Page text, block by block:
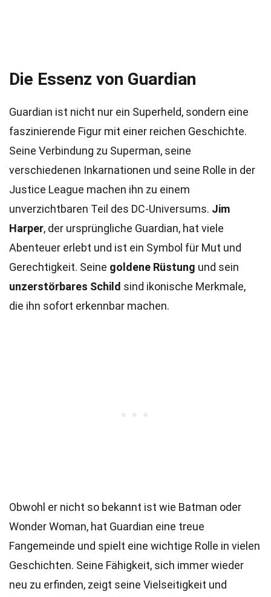
Die Essenz von Guardian
Guardian ist nicht nur ein Superheld, sondern eine
faszinierende Figur mit einer reichen Geschichte.
Seine Verbindung zu Superman, seine
verschiedenen Inkarnationen und seine Rolle in der
Justice League machen ihn zu einem
unverzichtbaren Teil des DC-Universums. Jim
Harper, der ursprüngliche Guardian, hat viele
Abenteuer erlebt und ist ein Symbol für Mut und
Gerechtigkeit. Seine goldene Rüstung und sein
unzerstörbares Schild sind ikonische Merkmale,
die ihn sofort erkennbar machen.
Obwohl er nicht so bekannt ist wie Batman oder
Wonder Woman, hat Guardian eine treue
Fangemeinde und spielt eine wichtige Rolle in vielen
Geschichten. Seine Fähigkeit, sich immer wieder
neu zu erfinden, zeigt seine Vielseitigkeit und